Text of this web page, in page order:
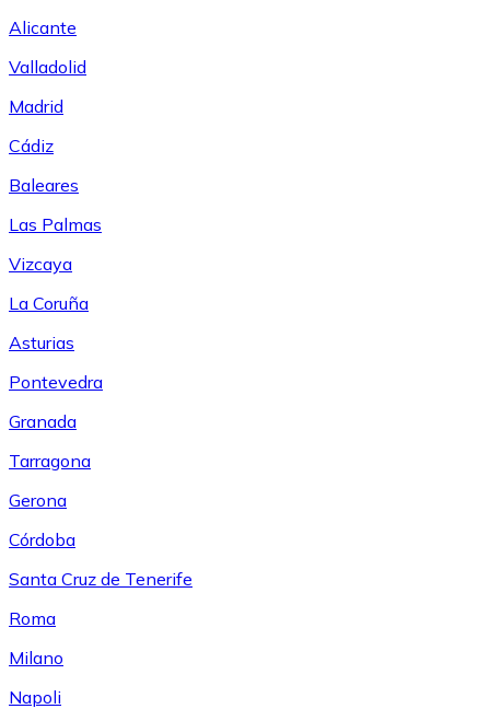
Alicante
Valladolid
Madrid
Cádiz
Baleares
Las Palmas
Vizcaya
La Coruña
Asturias
Pontevedra
Granada
Tarragona
Gerona
Córdoba
Santa Cruz de Tenerife
Roma
Milano
Napoli